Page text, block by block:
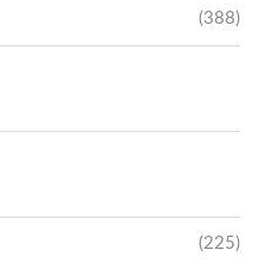
(388)
(225)